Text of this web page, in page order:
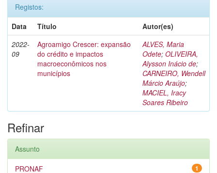
Registos:
Data
Título
Autor(es)
2022-
09
Agroamigo Crescer: expansão
do crédito e impactos
macroeconômicos nos
municípios
ALVES, Maria
Odete; OLIVEIRA,
Alysson Inácio de;
CARNEIRO, Wendell
Márcio Araújo;
MACIEL, Iracy
Soares Ribeiro
Refinar
Assunto
1
PRONAF